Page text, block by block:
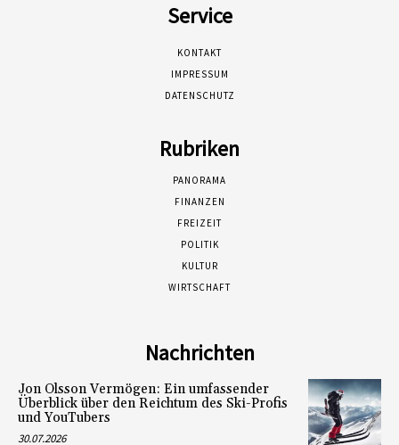
Service
KONTAKT
IMPRESSUM
DATENSCHUTZ
Rubriken
PANORAMA
FINANZEN
FREIZEIT
POLITIK
KULTUR
WIRTSCHAFT
Nachrichten
Jon Olsson Vermögen: Ein umfassender
Überblick über den Reichtum des Ski-Profis
und YouTubers
30.07.2026